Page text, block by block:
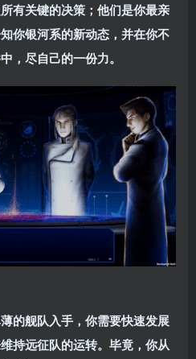
有关键的决策；他们是你最亲
你银河系的新动态，并在你不
，尽自己的一份力。
的舰队入手，你需要快速发展
持远征队的运转。毕竟，你从